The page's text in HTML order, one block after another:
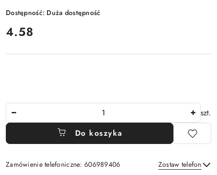
Dostępność: Duża dostępność
cena:
4.58
szt.
Do koszyka
Zamówienie telefoniczne: 606989406 Zostaw telefon